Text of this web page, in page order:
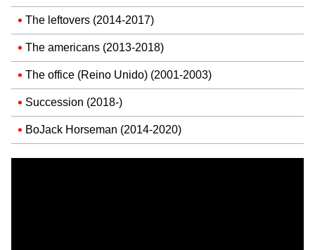
The leftovers (2014-2017)
The americans (2013-2018)
The office (Reino Unido) (2001-2003)
Succession (2018-)
BoJack Horseman (2014-2020)